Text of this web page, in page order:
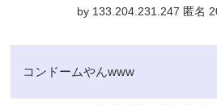
by 133.204.231.247 匿名
コンドームやんwww